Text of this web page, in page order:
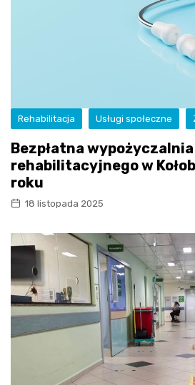
Rehabilitacja Usługi społeczne
Bezpłatna
rehabilitacyjnego w
roku
18 listopada 2025